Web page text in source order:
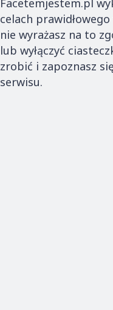
Facetemjestem.pl
celach
nie wyrażasz na to
lub wyłączyć
zrobić i zapoznasz
serwisu.